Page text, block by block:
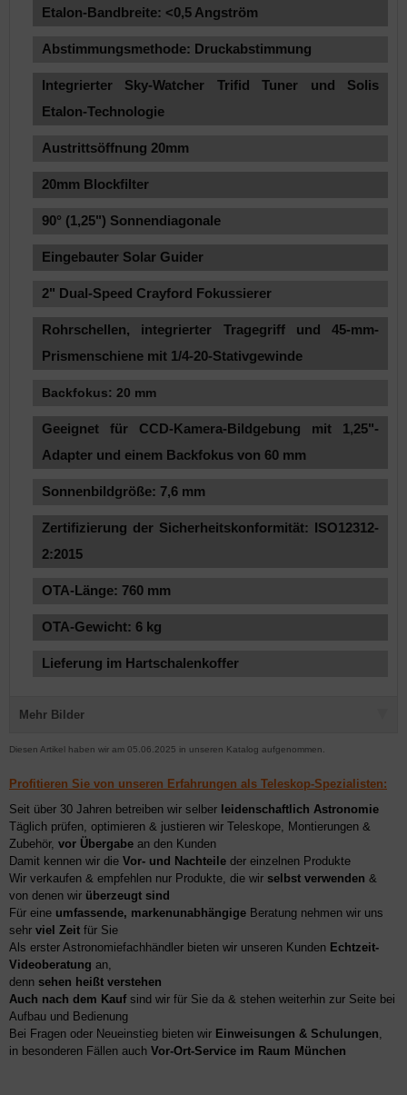
Etalon-Bandbreite: <0,5 Angström
Abstimmungsmethode: Druckabstimmung
Integrierter Sky-Watcher Trifid Tuner und Solis
Etalon-Technologie
Austrittsöffnung 20mm
20mm Blockfilter
90° (1,25") Sonnendiagonale
Eingebauter Solar Guider
2" Dual-Speed ​​Crayford Fokussierer
Rohrschellen, integrierter Tragegriff und 45-mm-
Prismenschiene mit 1/4-20-Stativgewinde
Backfokus: 20 mm
Geeignet für CCD-Kamera-Bildgebung mit 1,25"-
Adapter und einem Backfokus von 60 mm
Sonnenbildgröße: 7,6 mm
Zertifizierung der Sicherheitskonformität: ISO12312-
2:2015
OTA-Länge: 760 mm
OTA-Gewicht: 6 kg
Lieferung im Hartschalenkoffer
Mehr Bilder
Diesen Artikel haben wir am 05.06.2025 in unseren Katalog aufgenommen.
Profitieren Sie von unseren Erfahrungen als Teleskop-Spezialisten:
Seit über 30 Jahren betreiben wir selber leidenschaftlich Astronomie
Täglich prüfen, optimieren & justieren wir Teleskope, Montierungen &
Zubehör, vor Übergabe an den Kunden
Damit kennen wir die Vor- und Nachteile der einzelnen Produkte
Wir verkaufen & empfehlen nur Produkte, die wir selbst verwenden &
von denen wir überzeugt sind
Für eine umfassende, markenunabhängige Beratung nehmen wir uns
sehr viel Zeit für Sie
Als erster Astronomiefachhändler bieten wir unseren Kunden Echtzeit-
Videoberatung an,
denn sehen heißt verstehen
Auch nach dem Kaufsind wir für Sie da & stehen weiterhin zur Seite bei
Aufbau und Bedienung
Bei Fragen oder Neueinstieg bieten wir Einweisungen & Schulungen,
in besonderen Fällen auch Vor-Ort-Service im Raum München